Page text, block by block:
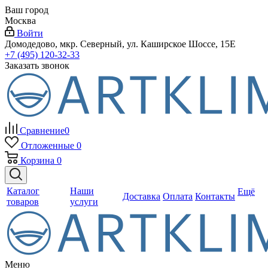
Ваш город
Москва
Войти
Домодедово, мкр. Северный, ул. Каширское Шоссе, 15Е
+7 (495) 120-32-33
Заказать звонок
Сравнение0
Отложенные 0
Корзина 0
Каталог
товаров
Наши
услуги
Доставка Оплата Контакты Ещё
Меню